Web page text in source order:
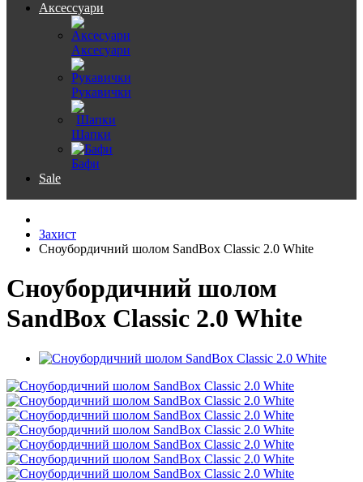
Аксессуари
Аксесуари
Рукавички
Шапки
Бафи
Sale
Захист
Сноубордичний шолом SandBox Classic 2.0 White
Сноубордичний шолом
SandBox Classic 2.0 White